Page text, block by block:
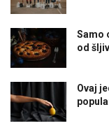
Samo
od
Ovaj